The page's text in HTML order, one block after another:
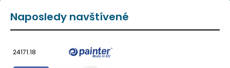
Naposledy navštívené
24171.18